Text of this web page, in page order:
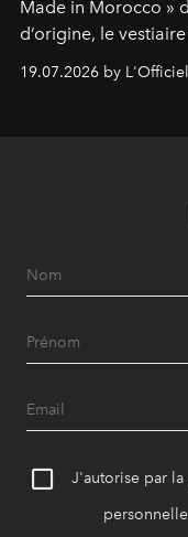
Made in Morocco »
d’origine, le
d’expérimentation.
révise les
19.07.2026 by
J'autorise par